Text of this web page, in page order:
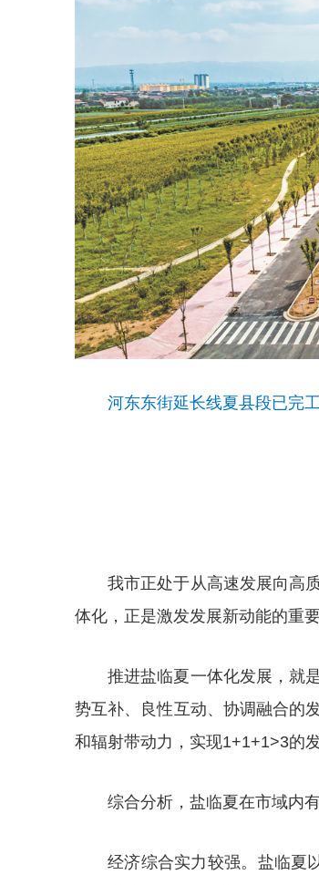
河东东街延长线夏县段已完
我市正处于从高速发展向高
体化，正是激发发展新动能的重要
推进盐临夏一体化发展，就
势互补、良性互动、协调融合的
和辐射带动力，实现1+1+1>3的发
综合分析，盐临夏在市域
经济综合实力较强。盐临夏